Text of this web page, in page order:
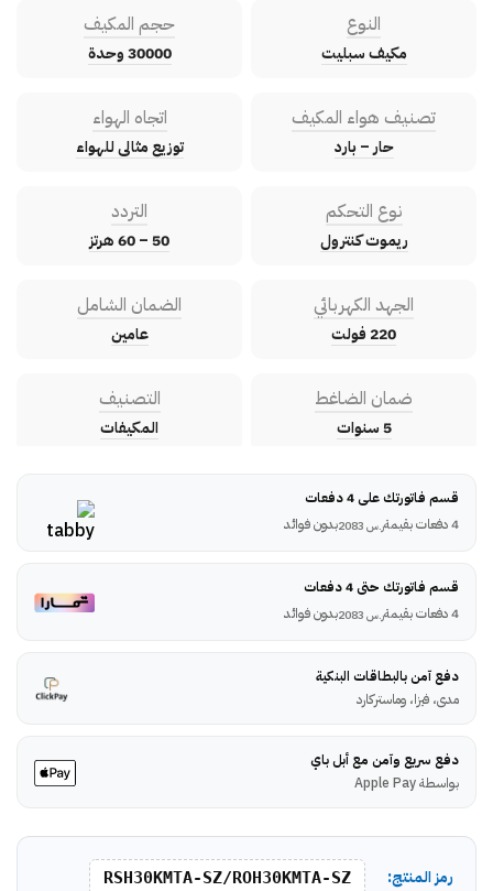
النوع
مكيف سبليت
حجم المكيف
30000 وحدة
تصنيف هواء المكيف
حار – بارد
اتجاه الهواء
توزيع مثالى للهواء
نوع التحكم
ريموت كنترول
التردد
50 – 60 هرتز
الجهد الكهربائي
220 فولت
الضمان الشامل
عامين
ضمان الضاغط
5 سنوات
التصنيف
المكيفات
قسم فاتورتك على 4 دفعات
4 دفعات بقيمة
ر.س بدون فوائد
قسم فاتورتك حتى 4 دفعات
4 دفعات بقيمة
ر.س بدون فوائد
دفع آمن بالبطاقات البنكية
مدى، فيزا، وماستركارد
دفع سريع وآمن مع أبل باي
بواسطة Apple Pay
رمز المنتج: RSH30KMTA-SZ/ROH30KMTA-SZ